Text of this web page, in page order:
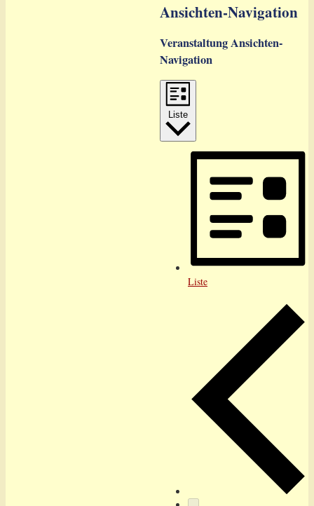
Ansichten-Navigation
Veranstaltung Ansichten-
Navigation
Liste
Liste